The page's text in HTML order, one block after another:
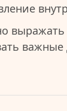
важные